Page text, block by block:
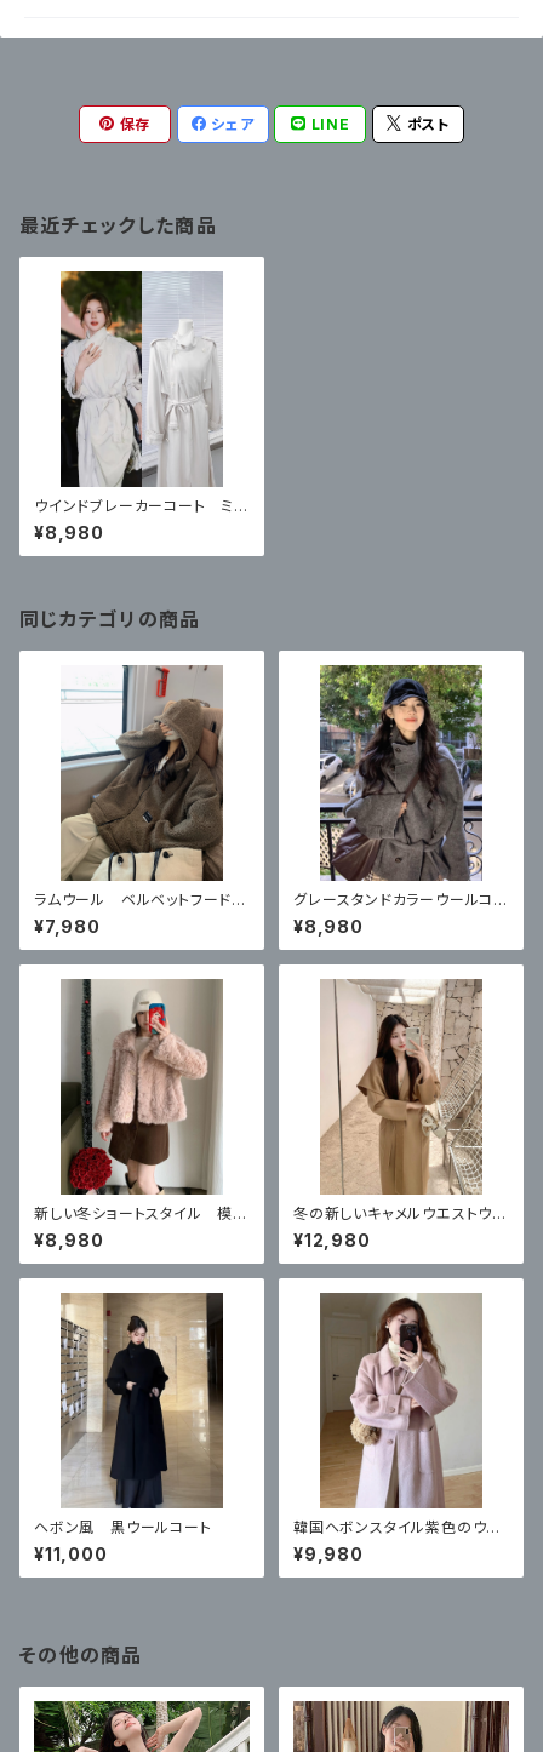
保存 シェア LINE ポスト
最近チェックした商品
ウインドブレーカーコート ミド
ル丈
¥8,980
同じカテゴリの商品
ラムウール ベルベットフード付
きカーディガンコート
¥7,980
グレースタンドカラーウールコー
ト ハイエンドショートスタイル
¥8,980
新しい冬ショートスタイル 模造
子羊の毛皮のコート
¥8,980
冬の新しいキャメルウエストウー
ルコート
¥12,980
ヘボン風 黒ウールコート
¥11,000
韓国ヘボンスタイル紫色のウー
ルのコート
¥9,980
その他の商品